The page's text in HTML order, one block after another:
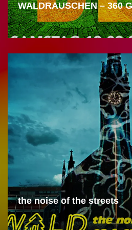
WALDRAUSCHEN – 360
the noise of the streets